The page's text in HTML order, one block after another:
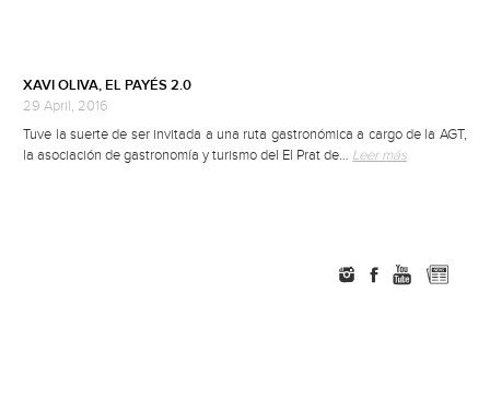
XAVI OLIVA, EL PAYÉS 2.0
29 April, 2016
Tuve la suerte de ser invitada a una ruta gastronómica a cargo de la AGT,
la asociación de gastronomía y turismo del El Prat de… Leer más